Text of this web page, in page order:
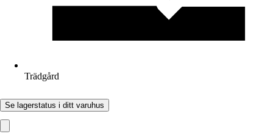
Trädgård
Se lagerstatus i ditt varuhus